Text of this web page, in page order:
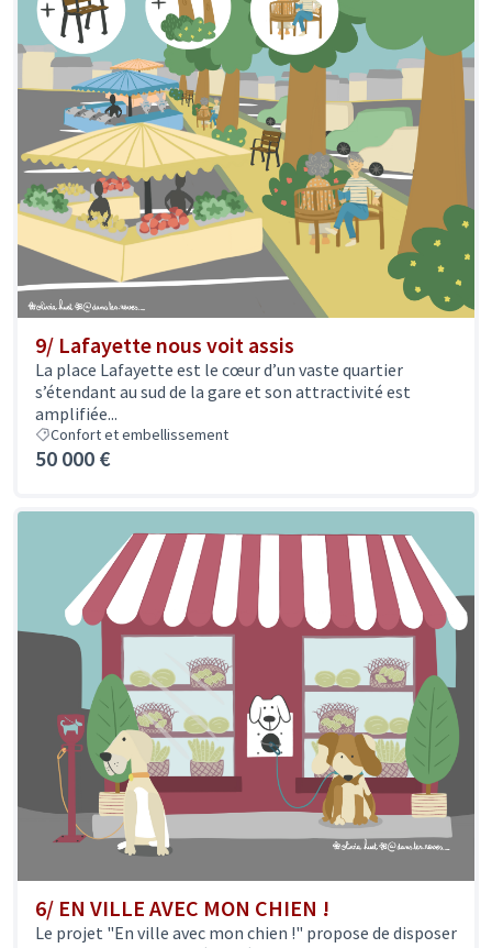
9/ Lafayette nous voit assis
La place Lafayette est le cœur d’un vaste quartier
s’étendant au sud de la gare et son attractivité est
amplifiée...
Confort et embellissement
50 000 €
6/ EN VILLE AVEC MON CHIEN !
Le projet "En ville avec mon chien !" propose de disposer